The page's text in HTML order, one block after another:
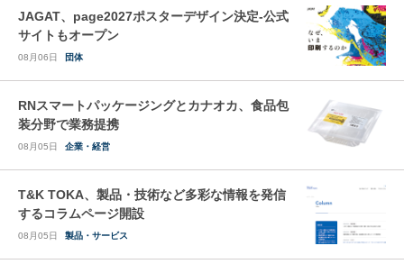
JAGAT、page2027ポスターデザイン決定-公式
サイトもオープン
08月06日 団体
RNスマートパッケージングとカナオカ、食品包
装分野で業務提携
08月05日 企業・経営
T&K TOKA、製品・技術など多彩な情報を発信
するコラムページ開設
08月05日 製品・サービス